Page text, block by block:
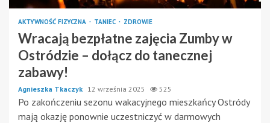
AKTYWNOŚĆ FIZYCZNA TANIEC ZDROWIE
Wracają bezpłatne zajęcia Zumby w
Ostródzie – dołącz do tanecznej
zabawy!
Agnieszka Tkaczyk 12 września 2025 525
Po zakończeniu sezonu wakacyjnego mieszkańcy Ostródy
mają okazję ponownie uczestniczyć w darmowych